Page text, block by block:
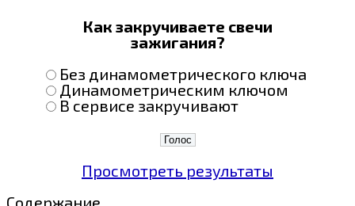
Как закручиваете свечи
зажигания?
Без динамометрического ключа
Динамометрическим ключом
В сервисе закручивают
Просмотреть результаты
Содержание